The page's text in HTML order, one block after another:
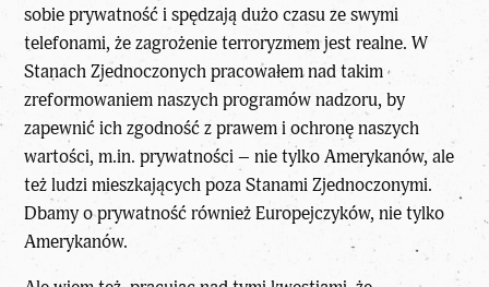
sobie prywatność i spędzają dużo czasu ze swymi
telefonami, że zagrożenie terroryzmem jest realne. W
Stanach Zjednoczonych pracowałem nad takim
zreformowaniem naszych programów nadzoru, by
zapewnić ich zgodność z prawem i ochronę naszych
wartości, m.in. prywatności – nie tylko Amerykanów, ale
też ludzi mieszkających poza Stanami Zjednoczonymi.
Dbamy o prywatność również Europejczyków, nie tylko
Amerykanów.